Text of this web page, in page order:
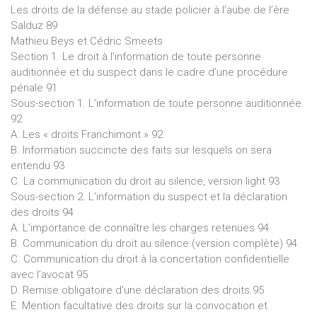
Les droits de la défense au stade policier à l’aube de l’ère
Salduz 89
Mathieu Beys et Cédric Smeets
Section 1. Le droit à l’information de toute personne
auditionnée et du suspect dans le cadre d’une procédure
pénale 91
Sous-section 1. L’information de toute personne auditionnée
92
A. Les « droits Franchimont » 92
B. Information succincte des faits sur lesquels on sera
entendu 93
C. La communication du droit au silence, version light 93
Sous-section 2. L’information du suspect et la déclaration
des droits 94
A. L’importance de connaître les charges retenues 94
B. Communication du droit au silence (version complète) 94
C. Communication du droit à la concertation confidentielle
avec l’avocat 95
D. Remise obligatoire d’une déclaration des droits 95
E. Mention facultative des droits sur la convocation et